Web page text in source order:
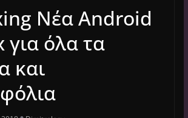
Νέα Android
για όλα τα
και